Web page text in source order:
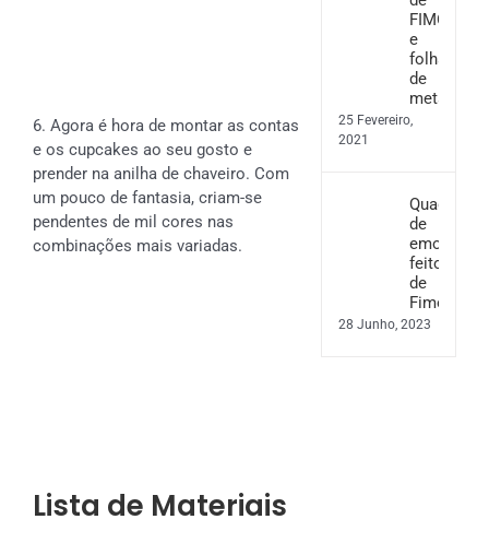
6. Agora é hora de montar as contas
e os cupcakes ao seu gosto e
prender na anilha de chaveiro. Com
um pouco de fantasia, criam-se
pendentes de mil cores nas
combinações mais variadas.
Lista de Materiais
FIMO
e
folha
de
metal
25 Fevereiro,
2021
Quadro
de
emoções
feito
de
Fimo
28 Junho, 2023